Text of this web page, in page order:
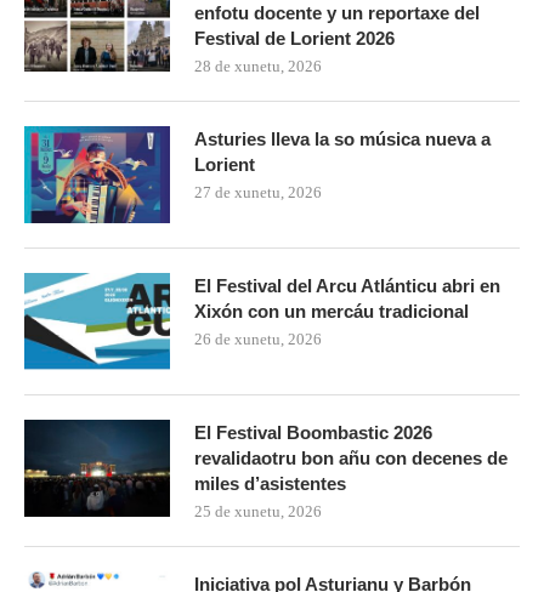
enfotu docente y un reportaxe del
Festival de Lorient 2026
28 de xunetu, 2026
Asturies lleva la so música nueva a
Lorient
27 de xunetu, 2026
El Festival del Arcu Atlánticu abri en
Xixón con un mercáu tradicional
26 de xunetu, 2026
El Festival Boombastic 2026
revalidaotru bon añu con decenes de
miles d’asistentes
25 de xunetu, 2026
Iniciativa pol Asturianu y Barbón